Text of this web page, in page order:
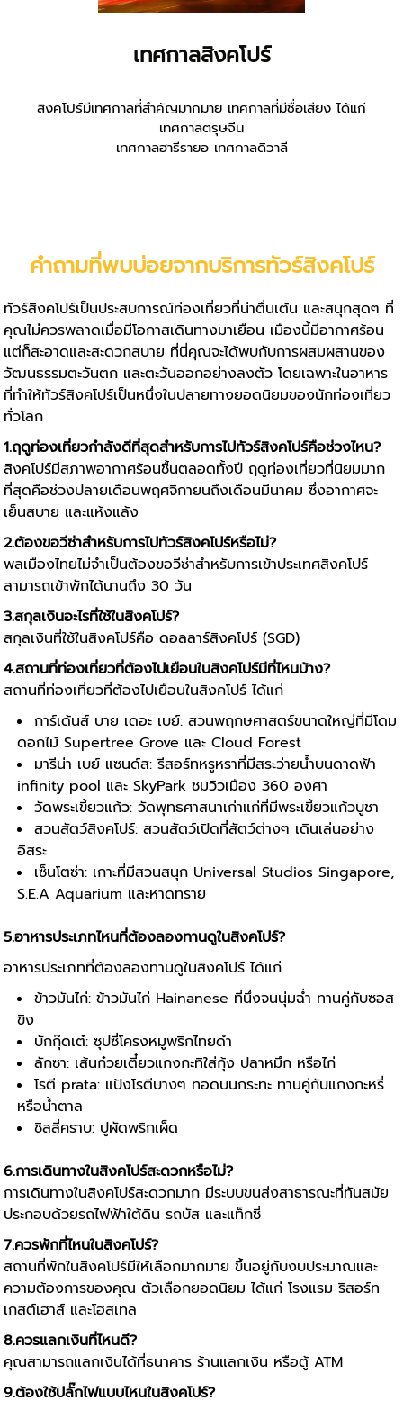
เทศกาลสิงคโปร์
สิงคโปร์มีเทศกาลที่สำคัญมากมาย เทศกาลที่มีชื่อเสียง ได้แก่
เทศกาลตรุษจีน
เทศกาลฮารีรายอ เทศกาลดิวาลี
คำถามที่พบบ่อยจากบริการทัวร์สิงคโปร์
ทัวร์สิงคโปร์เป็นประสบการณ์ท่องเที่ยวที่น่าตื่นเต้น และสนุกสุดๆ ที่
คุณไม่ควรพลาดเมื่อมีโอกาสเดินทางมาเยือน เมืองนี้มีอากาศร้อน
แต่ก็สะอาดและสะดวกสบาย ที่นี่คุณจะได้พบกับการผสมผสานของ
วัฒนธรรมตะวันตก และตะวันออกอย่างลงตัว โดยเฉพาะในอาหาร
ที่ทำให้ทัวร์สิงคโปร์เป็นหนึ่งในปลายทางยอดนิยมของนักท่องเที่ยว
ทั่วโลก
1.ฤดูท่องเที่ยวกำลังดีที่สุดสำหรับการไปทัวร์สิงคโปร์คือช่วงไหน?
สิงคโปร์มีสภาพอากาศร้อนชื้นตลอดทั้งปี ฤดูท่องเที่ยวที่นิยมมาก
ที่สุดคือช่วงปลายเดือนพฤศจิกายนถึงเดือนมีนาคม ซึ่งอากาศจะ
เย็นสบาย และแห้งแล้ง
2.ต้องขอวีซ่าสำหรับการไปทัวร์สิงคโปร์หรือไม่?
พลเมืองไทยไม่จำเป็นต้องขอวีซ่าสำหรับการเข้าประเทศสิงคโปร์
สามารถเข้าพักได้นานถึง 30 วัน
3.สกุลเงินอะไรที่ใช้ในสิงคโปร์?
สกุลเงินที่ใช้ในสิงคโปร์คือ ดอลลาร์สิงคโปร์ (SGD)
4.สถานที่ท่องเที่ยวที่ต้องไปเยือนในสิงคโปร์มีที่ไหนบ้าง?
สถานที่ท่องเที่ยวที่ต้องไปเยือนในสิงคโปร์ ได้แก่
การ์เด้นส์ บาย เดอะ เบย์: สวนพฤกษศาสตร์ขนาดใหญ่ที่มีโดม
ดอกไม้ Supertree Grove และ Cloud Forest
มารีน่า เบย์ แซนด์ส: รีสอร์ทหรูหราที่มีสระว่ายน้ำบนดาดฟ้า
infinity pool และ SkyPark ชมวิวเมือง 360 องศา
วัดพระเขี้ยวแก้ว: วัดพุทธศาสนาเก่าแก่ที่มีพระเขี้ยวแก้วบูชา
สวนสัตว์สิงคโปร์: สวนสัตว์เปิดที่สัตว์ต่างๆ เดินเล่นอย่าง
อิสระ
เซ็นโตซ่า: เกาะที่มีสวนสนุก Universal Studios Singapore,
S.E.A Aquarium และหาดทราย
5.อาหารประเภทไหนที่ต้องลองทานดูในสิงคโปร์?
อาหารประเภทที่ต้องลองทานดูในสิงคโปร์ ได้แก่
ข้าวมันไก่: ข้าวมันไก่ Hainanese ที่นึ่งจนนุ่มฉ่ำ ทานคู่กับซอส
ขิง
บักกุ๊ดเต๋: ซุปซี่โครงหมูพริกไทยดำ
ลักซา: เส้นก๋วยเตี๋ยวแกงกะทิใส่กุ้ง ปลาหมึก หรือไก่
โรตี prata: แป้งโรตีบางๆ ทอดบนกระทะ ทานคู่กับแกงกะหรี่
หรือน้ำตาล
ชิลลี่คราบ: ปูผัดพริกเผ็ด
6.การเดินทางในสิงคโปร์สะดวกหรือไม่?
การเดินทางในสิงคโปร์สะดวกมาก มีระบบขนส่งสาธารณะที่ทันสมัย
ประกอบด้วยรถไฟฟ้าใต้ดิน รถบัส และแท็กซี่
7.ควรพักที่ไหนในสิงคโปร์?
สถานที่พักในสิงคโปร์มีให้เลือกมากมาย ขึ้นอยู่กับงบประมาณและ
ความต้องการของคุณ ตัวเลือกยอดนิยม ได้แก่ โรงแรม ริสอร์ท
เกสต์เฮาส์ และโฮสเทล
8.ควรแลกเงินที่ไหนดี?
คุณสามารถแลกเงินได้ที่ธนาคาร ร้านแลกเงิน หรือตู้ ATM
9.ต้องใช้ปลั๊กไฟแบบไหนในสิงคโปร์?